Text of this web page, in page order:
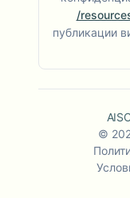
/
публикации
©